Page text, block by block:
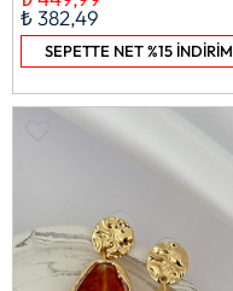
₺ 382,49
SEPETTE NET %15 İNDİRİM